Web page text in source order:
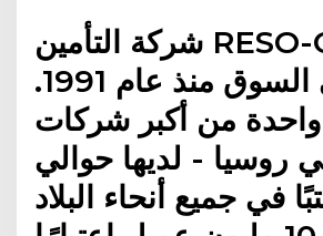
شركة التأمين RESO-Garantia
تعمل في السوق منذ عام 1991.
واحدة من أكبر شركات
روسيا - لديها حوالي
مكتبًا في جميع أنحاء البلاد